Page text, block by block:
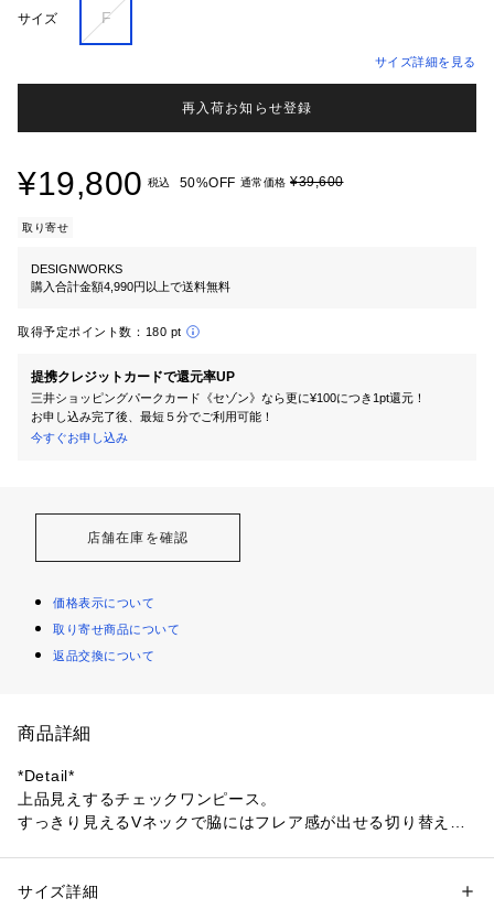
サイズ F
サイズ詳細を見る
再入荷お知らせ登録
¥19,800 税込 50%OFF 通常価格 ¥39,600
取り寄せ
DESIGNWORKS
購入合計金額4,990円以上で送料無料
取得予定ポイント数： 180 pt
提携クレジットカードで還元率UP
三井ショッピングパークカード《セゾン》なら更に¥100につき1pt還元！
お申し込み完了後、最短５分でご利用可能！
今すぐお申し込み
店舗在庫を確認
価格表示について
取り寄せ商品について
返品交換について
商品詳細
*Detail*
上品見えするチェックワンピース。
すっきり見えるVネックで脇にはフレア感が出せる切り替えを
に。性別：レディース
サイズ詳細